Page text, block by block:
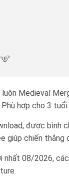
Medieval
Phù hợp cho 3
được bình
giúp chiến thắng
08/2026,